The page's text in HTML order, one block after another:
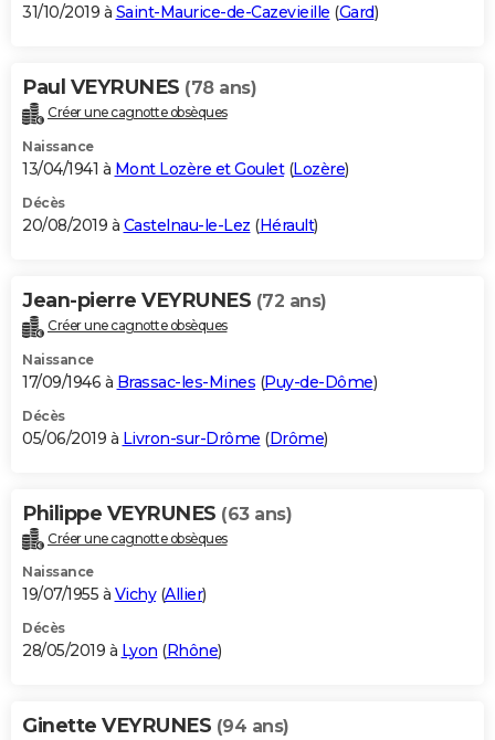
31/10/2019 à Saint-Maurice-de-Cazevieille (Gard)
Paul VEYRUNES (78 ans)
Créer une cagnotte obsèques
Naissance
13/04/1941 à Mont Lozère et Goulet(Lozère)
Décès
20/08/2019 à Castelnau-le-Lez (Hérault)
Jean-pierre VEYRUNES (72 ans)
Créer une cagnotte obsèques
Naissance
17/09/1946 à Brassac-les-Mines (Puy-de-Dôme)
Décès
05/06/2019 à Livron-sur-Drôme (Drôme)
Philippe VEYRUNES (63 ans)
Créer une cagnotte obsèques
Naissance
19/07/1955 à Vichy(Allier)
Décès
28/05/2019 à Lyon (Rhône)
Ginette VEYRUNES (94 ans)